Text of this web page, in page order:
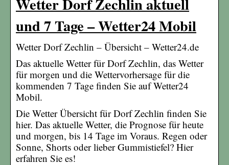
und 7 Tage – Wetter24 Mobil
Wetter Dorf Zechlin – Übersicht – Wetter24.de
Das aktuelle Wetter für Dorf Zechlin, das Wetter
für morgen und die Wettervorhersage für die
kommenden 7 Tage finden Sie auf Wetter24
Mobil.
Die Wetter Übersicht für Dorf Zechlin finden Sie
hier. Das aktuelle Wetter, die Prognose für heute
und morgen, bis 14 Tage im Voraus. Regen oder
Sonne, Shorts oder lieber Gummistiefel? Hier
erfahren Sie es!